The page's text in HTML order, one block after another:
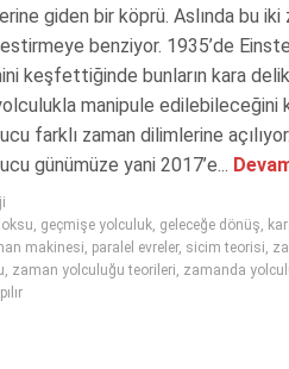
giden bir köprü. Aslında bu iki
benziyor. 1935’de
keşfettiğinde bunların kara
manipule
farklı zaman dilimlerine
günümüze yani 2017’e...
, geçmişe yolculuk, geleceğe dönüş,
makinesi, paralel evreler, sicim teorisi,
, zaman yolculuğu teorileri, zamanda